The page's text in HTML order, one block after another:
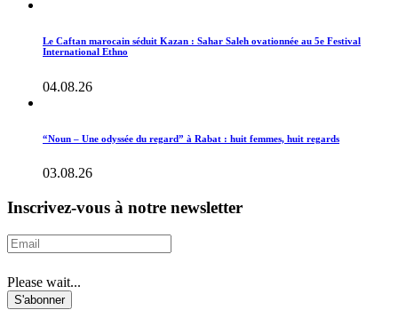
Le Caftan marocain séduit Kazan : Sahar Saleh ovationnée au 5e Festival
International Ethno
04.08.26
“Noun – Une odyssée du regard” à Rabat : huit femmes, huit regards
03.08.26
Inscrivez-vous à notre newsletter
Please wait...
S'abonner